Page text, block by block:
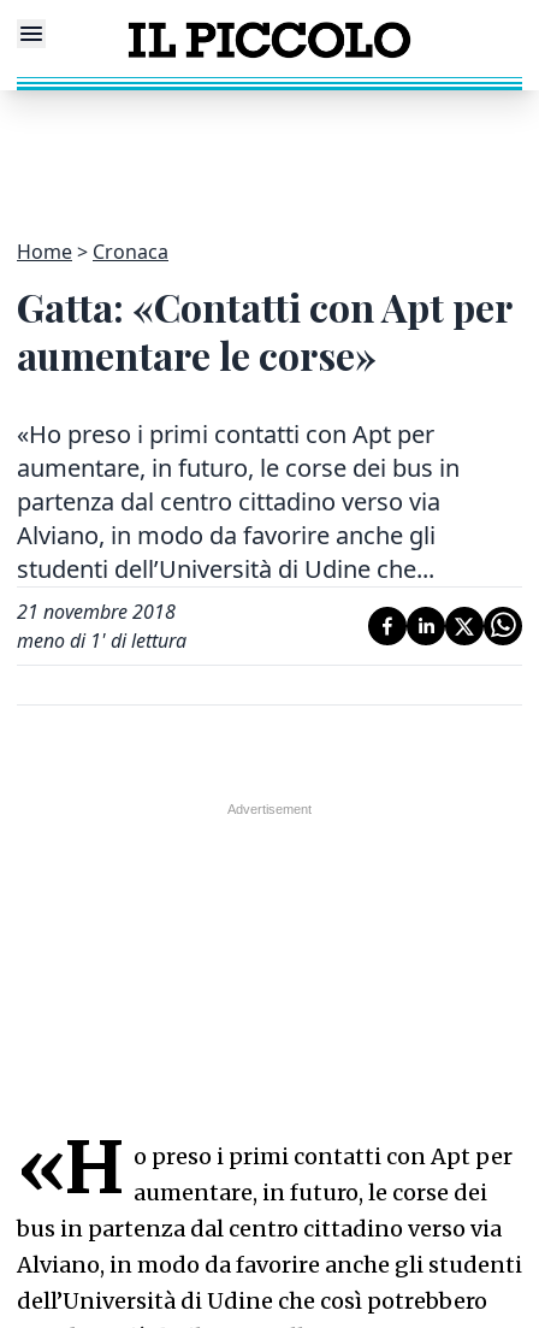
Home Cronaca
Gatta: «Contatti con Apt per
aumentare le corse»
«Ho preso i primi contatti con Apt per
aumentare, in futuro, le corse dei bus in
partenza dal centro cittadino verso via
Alviano, in modo da favorire anche gli
studenti dell’Università di Udine che...
21 novembre 2018
meno di 1' di lettura
«H o preso i primi contatti con Apt per
aumentare, in futuro, le corse dei
bus in partenza dal centro cittadino verso via
Alviano, in modo da favorire anche gli studenti
dell’Università di Udine che così potrebbero